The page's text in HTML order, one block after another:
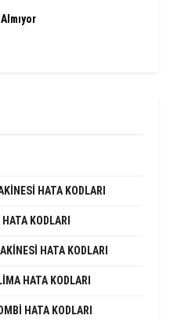
HATA KODLARI
KODLARI
HATA KODLARI
HATA KODLARI
HATA KODLARI